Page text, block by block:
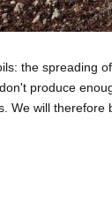
the spreading
produce
We will